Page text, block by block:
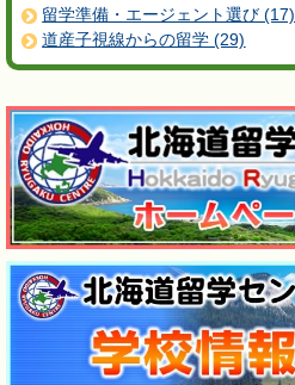
留学準備・エージェント選び (17)
道産子視線からの留学 (29)